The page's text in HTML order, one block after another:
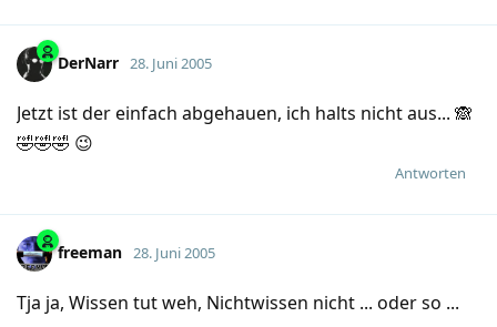
DerNarr 28. Juni 2005
Jetzt ist der einfach abgehauen, ich halts nicht aus... 🙈
🤣🤣🤣 😉
Antworten
freeman 28. Juni 2005
Tja ja, Wissen tut weh, Nichtwissen nicht ... oder so ...